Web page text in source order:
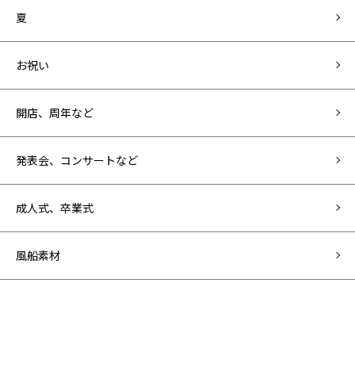
夏
お祝い
開店、周年など
発表会、コンサートなど
成人式、卒業式
風船素材